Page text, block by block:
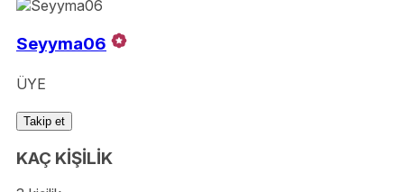
Seyyma06
ÜYE
Takip et
KAÇ KİŞİLİK